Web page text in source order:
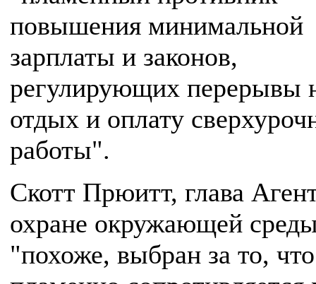
повышения минимальной
зарплаты и законов,
регулирующих перерывы
отдых и оплату
работы".
Скотт Прюитт, глава
охране окружающей
"похоже, выбран за то, что